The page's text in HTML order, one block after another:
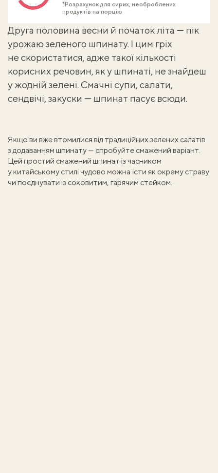
*Розрахунок для сирих, необроблених
продуктів на порцію
Друга половина весни й початок літа — пік
урожаю зеленого шпинату. І цим гріх
не скористатися, адже такої кількості
корисних речовин, як у шпинаті, не знайдеш
у жодній зелені. Смачні супи, салати,
сендвічі, закуски — шпинат пасує всюди.
Якщо ви вже втомилися від традиційних зелених салатів
з додаванням шпинату — спробуйте смажений варіант.
Цей простий смажений шпинат із часником
у китайському стилі чудово можна їсти як окрему страву
чи поєднувати із соковитим, гарячим стейком.